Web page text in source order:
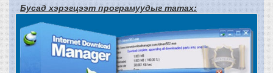
Бусад хэрэгцээт програмуудыг татах: